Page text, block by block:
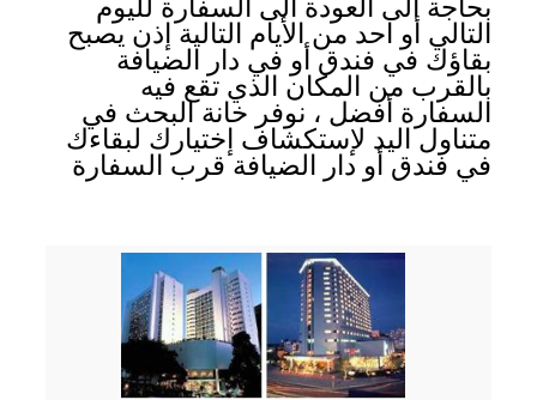
بحاجة الى العودة الى السفارة لليوم
التالي أو احد من الأيام التالية إذن يصبح
بقاؤك في فندق أو في دار الضيافة
بالقرب من المكان الذي تقع فيه
السفارة أفضل ، نوفر خانة البحث في
متناول اليد لإستكشاف إختيارك لبقاءك
في فندق أو دار الضيافة قرب السفارة